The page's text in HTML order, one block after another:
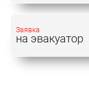
просторный
по причине
Заявка
на эвакуатор